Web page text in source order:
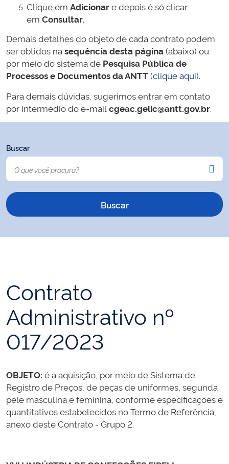
Clique em Adicionare depois é só clicar
em Consultar.
Demais detalhes do objeto de cada contrato podem
ser obtidos nasequência desta página(abaixo) ou
por meio do sistema de Pesquisa Pública de
Processos e Documentos da ANTT(clique aqui).
Para demais dúvidas, sugerimos entrar em contato
por intermédio do e-mail cgeac.gelic@antt.gov.br.
Buscar
Contrato
Administrativo nº
017/2023
OBJETO: é a aquisição, por meio de Sistema de
Registro de Preços, de peças de uniformes, segunda
pele masculina e feminina, conforme especificações e
quantitativos estabelecidos no Termo de Referência,
anexo deste Contrato - Grupo 2.